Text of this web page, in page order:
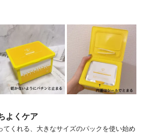
よくケア
てくれる、大きなサイズのパックを使い始め